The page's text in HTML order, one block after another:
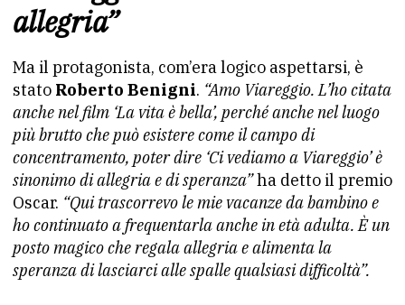
allegria”
Ma il protagonista, com’era logico aspettarsi, è
stato Roberto Benigni. “Amo Viareggio. L’ho citata
anche nel film ‘La vita è bella’, perché anche nel luogo
più brutto che può esistere come il campo di
concentramento, poter dire ‘Ci vediamo a Viareggio’ è
sinonimo di allegria e di speranza”ha detto il premio
Oscar. “Qui trascorrevo le mie vacanze da bambino e
ho continuato a frequentarla anche in età adulta. È un
posto magico che regala allegria e alimenta la
speranza di lasciarci alle spalle qualsiasi difficoltà”.